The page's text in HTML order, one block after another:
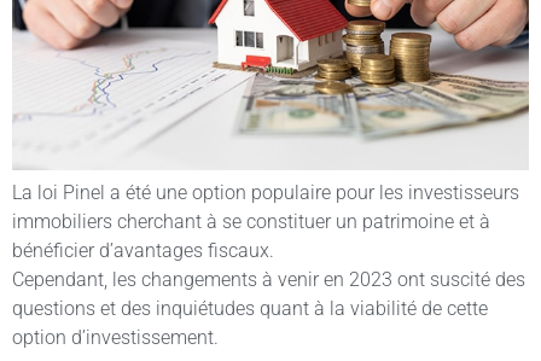
La loi Pinel a été une option populaire pour les investisseurs
immobiliers cherchant à se constituer un patrimoine et à
bénéficier d’avantages fiscaux.
Cependant, les changements à venir en 2023 ont suscité des
questions et des inquiétudes quant à la viabilité de cette
option d’investissement.